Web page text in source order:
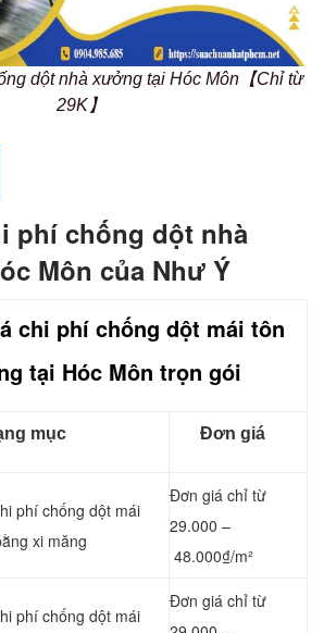
dột nhà xưởng tại Hóc Môn【Chỉ từ
29K】
phí chống dột nhà
Môn của Như Ý
chi phí chống dột mái tôn
tại Hóc Môn trọn gói
mục Đơn giá
phí chống dột mái
xi măng
Đơn giá chỉ từ
29.000 –
48.000₫/m²
phí chống dột mái
Đơn giá chỉ từ